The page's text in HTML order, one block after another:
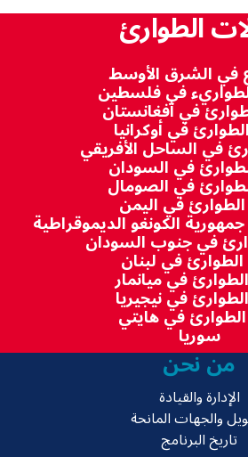
الطوارئ
في الشرق الأوسط
في فلسطين
في أفغانستان
في أوكرانيا
في الساحل الأفريقي
في السودان
في الصومال
في اليمن
الكونغو الديموقراطية
في جنوب السودان
في لبنان
في ميانمار
في نيجيريا
في هايتي
سوريا
من نحن
الإدارة والقيادة
والجهات المانحة
تاريخ البرنامج